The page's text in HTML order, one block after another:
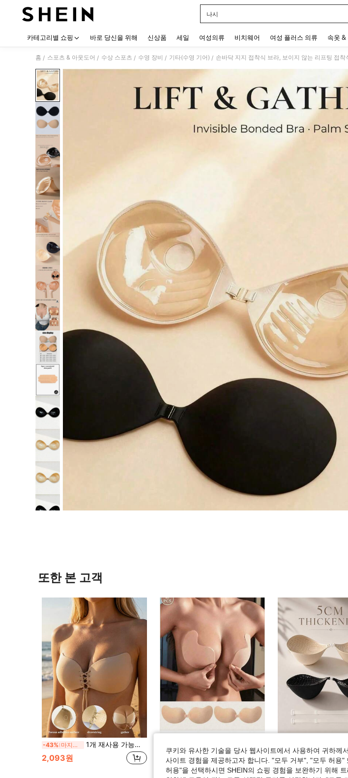
나시
카테고리별 쇼핑 바로 당신을 위해 신상품 세일 여성의류 비치웨어 여성 플러스 의류 속옷 &
홈 / 스포츠 & 아웃도어 / 수상 스포츠 / 수영 장비 / 기타(수영 기어) / 손바닥 지지 접착식 브라, 보이지 않는 리프팅 접
또한 본 고객
-43% 마지막 3일 1개 재사용 가능한 스트랩리스 투명 접착식 푸시업 브라 여성용, 웨딩/파티 드레스에 적합, 심리스 브라, 접착식 브라
2,093원 2,247원 3,771원
쿠키와 유사한 기술을 당사 웹사이트에서 사용하여 귀하께
사이트 경험을 제공하고자 합니다. "모두 거부", "모두 허용
허용"을 선택하시면 SHEIN의 쇼핑 경험을 보완하기 위해